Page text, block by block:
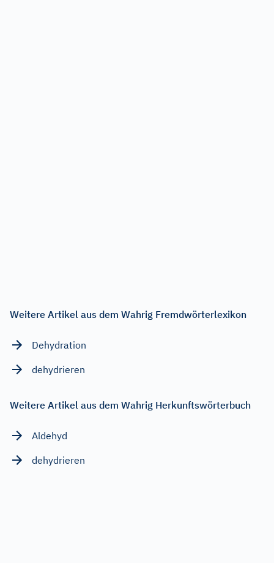
Weitere Artikel aus dem Wahrig Fremdwörterlexikon
Dehydration
dehydrieren
Weitere Artikel aus dem Wahrig Herkunftswörterbuch
Aldehyd
dehydrieren